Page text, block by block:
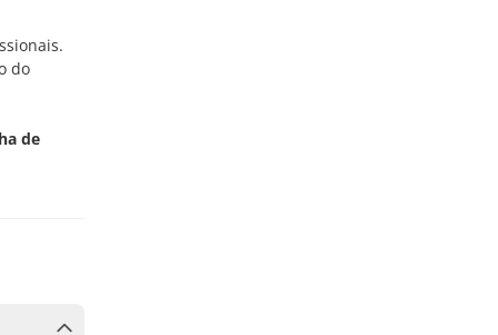
do
de